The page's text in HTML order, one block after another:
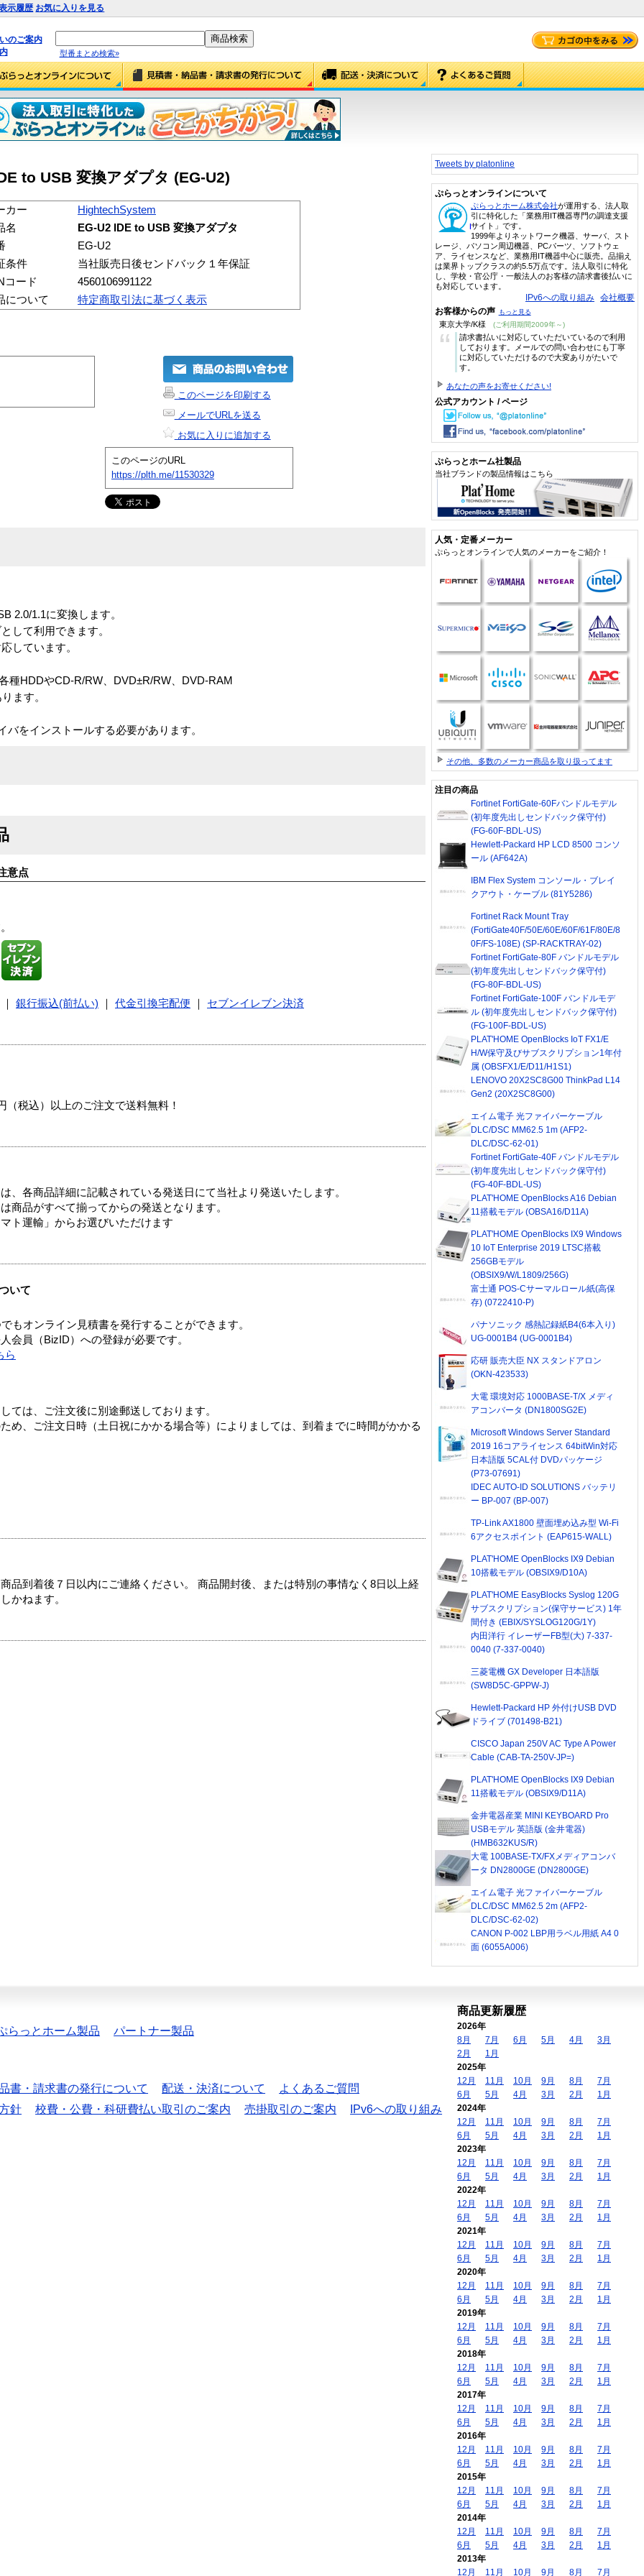
示履歴 お気に入りを見る
のご案内
型番まとめ検索»
to USB 変換アダプタ (EG-U2)
カー
HightechSystem
名
EG-U2 IDE to USB 変換アダプタ
EG-U2
条件
当社販売日後センドバック１年保証
コード
4560106991122
について
特定商取引法に基づく表示
このページを印刷する
メールでURLを送る
お気に入りに追加する
このページのURL
https://plth.me/11530329
2.0/1.1に変換します。
して利用できます。
しています。
種HDDやCD-R/RW、DVD±R/RW、DVD-RAM
ます。
をインストールする必要があります。
意点
銀行振込(前払い) 代金引換宅配便
セブンイレブン決済
税込）以上のご注文で送料無料！
、各商品詳細に記載されている発送日にて当社より発送いたします。
商品がすべて揃ってからの発送となります。
ト運輸」からお選びいただけます
いて
もオンライン見積書を発行することができます。
会員（BizID）への登録が必要です。
ら
ては、ご注文後に別途郵送しております。
め、ご注文日時（土日祝にかかる場合等）によりましては、到着までに時間がかかる
品到着後７日以内にご連絡ください。 商品開封後、または特別の事情なく8日以上経
かねます。
Tweets by platonline
ぷらっとオンラインについて
ぷらっとホーム株式会社が運用する、法人取
引に特化した「業務用IT機器専門の調達支援
サイト」です。
1999年よりネットワーク機器、サーバ、スト
レージ、パソコン周辺機器、PCパーツ、ソフトウェ
ア、ライセンスなど、業務用IT機器中心に販売。品揃え
は業界トップクラスの約5.5万点です。法人取引に特化
し、学校・官公庁・一般法人のお客様の請求書後払いに
も対応しています。
IPv6への取り組み 会社概要
お客様からの声 もっと見る
東京大学/K様 (ご利用期間2009年～)
“
請求書払いに対応していただいているので利用
しております。メールでの問い合わせにも丁寧
に対応していただけるので大変ありがたいで
す。
あなたの声をお寄せください!
公式アカウント / ページ
ぷらっとホーム社製品
当社ブランドの製品情報はこちら
人気・定番メーカー
ぷらっとオンラインで人気のメーカーをご紹介！
その他、多数のメーカー商品を取り扱ってます
注目の商品
Fortinet FortiGate-60Fバンドルモデル
(初年度先出しセンドバック保守付)
(FG-60F-BDL-US)
Hewlett-Packard HP LCD 8500 コンソ
ール (AF642A)
IBM Flex System コンソール・ブレイ
クアウト・ケーブル (81Y5286)
Fortinet Rack Mount Tray
(FortiGate40F/50E/60E/60F/61F/80E/8
0F/FS-108E) (SP-RACKTRAY-02)
Fortinet FortiGate-80F バンドルモデル
(初年度先出しセンドバック保守付)
(FG-80F-BDL-US)
Fortinet FortiGate-100F バンドルモデ
ル (初年度先出しセンドバック保守付)
(FG-100F-BDL-US)
PLAT'HOME OpenBlocks IoT FX1/E
H/W保守及びサブスクリプション1年付
属 (OBSFX1/E/D11/H1S1)
LENOVO 20X2SC8G00 ThinkPad L14
Gen2 (20X2SC8G00)
エイム電子 光ファイバーケーブル
DLC/DSC MM62.5 1m (AFP2-
DLC/DSC-62-01)
Fortinet FortiGate-40F バンドルモデル
(初年度先出しセンドバック保守付)
(FG-40F-BDL-US)
PLAT'HOME OpenBlocks A16 Debian
11搭載モデル (OBSA16/D11A)
PLAT'HOME OpenBlocks IX9 Windows
10 IoT Enterprise 2019 LTSC搭載
256GBモデル
(OBSIX9/W/L1809/256G)
富士通 POS-Cサーマルロール紙(高保
存) (0722410-P)
パナソニック 感熱記録紙B4(6本入り)
UG-0001B4 (UG-0001B4)
応研 販売大臣 NX スタンドアロン
(OKN-423533)
大電 環境対応 1000BASE-T/X メディ
アコンバータ (DN1800SG2E)
Microsoft Windows Server Standard
2019 16コアライセンス 64bitWin対応
日本語版 5CAL付 DVDパッケージ
(P73-07691)
IDEC AUTO-ID SOLUTIONS バッテリ
ー BP-007 (BP-007)
TP-Link AX1800 壁面埋め込み型 Wi-Fi
6アクセスポイント (EAP615-WALL)
PLAT'HOME OpenBlocks IX9 Debian
10搭載モデル (OBSIX9/D10A)
PLAT'HOME EasyBlocks Syslog 120G
サブスクリプション(保守サービス) 1年
間付き (EBIX/SYSLOG120G/1Y)
内田洋行 イレーザーFB型(大) 7-337-
0040 (7-337-0040)
三菱電機 GX Developer 日本語版
(SW8D5C-GPPW-J)
Hewlett-Packard HP 外付けUSB DVD
ドライブ (701498-B21)
CISCO Japan 250V AC Type A Power
Cable (CAB-TA-250V-JP=)
PLAT'HOME OpenBlocks IX9 Debian
11搭載モデル (OBSIX9/D11A)
金井電器産業 MINI KEYBOARD Pro
USBモデル 英語版 (金井電器)
(HMB632KUS/R)
大電 100BASE-TX/FXメディアコンバ
ータ DN2800GE (DN2800GE)
エイム電子 光ファイバーケーブル
DLC/DSC MM62.5 2m (AFP2-
DLC/DSC-62-02)
CANON P-002 LBP用ラベル用紙 A4 0
面 (6055A006)
らっとホーム製品 パートナー製品
書・請求書の発行について 配送・決済について
よくあるご質問
針 校費・公費・科研費払い取引のご案内 売掛取引のご案内
IPv6への取り組み
商品更新履歴
2026年
8月
7月 6月 5月 4月
3月
2月
1月
2025年
12月
11月 10月 9月 8月
7月
6月
5月 4月 3月 2月
1月
2024年
12月
11月 10月 9月 8月
7月
6月
5月 4月 3月 2月
1月
2023年
12月
11月 10月 9月 8月
7月
6月
5月 4月 3月 2月
1月
2022年
12月
11月 10月 9月 8月
7月
6月
5月 4月 3月 2月
1月
2021年
12月
11月 10月 9月 8月
7月
6月
5月 4月 3月 2月
1月
2020年
12月
11月 10月 9月 8月
7月
6月
5月 4月 3月 2月
1月
2019年
12月
11月 10月 9月 8月
7月
6月
5月 4月 3月 2月
1月
2018年
12月
11月 10月 9月 8月
7月
6月
5月 4月 3月 2月
1月
2017年
12月
11月 10月 9月 8月
7月
6月
5月 4月 3月 2月
1月
2016年
12月
11月 10月 9月 8月
7月
6月
5月 4月 3月 2月
1月
2015年
12月
11月 10月 9月 8月
7月
6月
5月 4月 3月 2月
1月
2014年
12月
11月 10月 9月 8月
7月
6月
5月 4月 3月 2月
1月
2013年
12月
11月 10月 9月 8月 7月